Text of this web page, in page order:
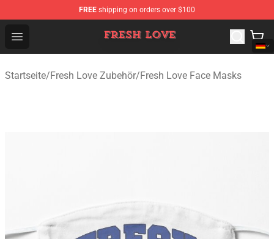
FREE shipping on orders over $100
Open menu
Fresh Love Store - Official Fresh Love Merchandise Shop
Startseite/Fresh Love Zubehör/Fresh Love Face Masks